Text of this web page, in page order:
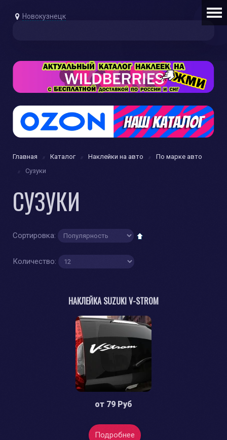
Новокузнецк
Главная Каталог Наклейки на авто
По марке авто
Сузуки
СУЗУКИ
Сортировка:
Количество:
НАКЛЕЙКА SUZUKI V-STROM
от 79 Руб
Подробнее